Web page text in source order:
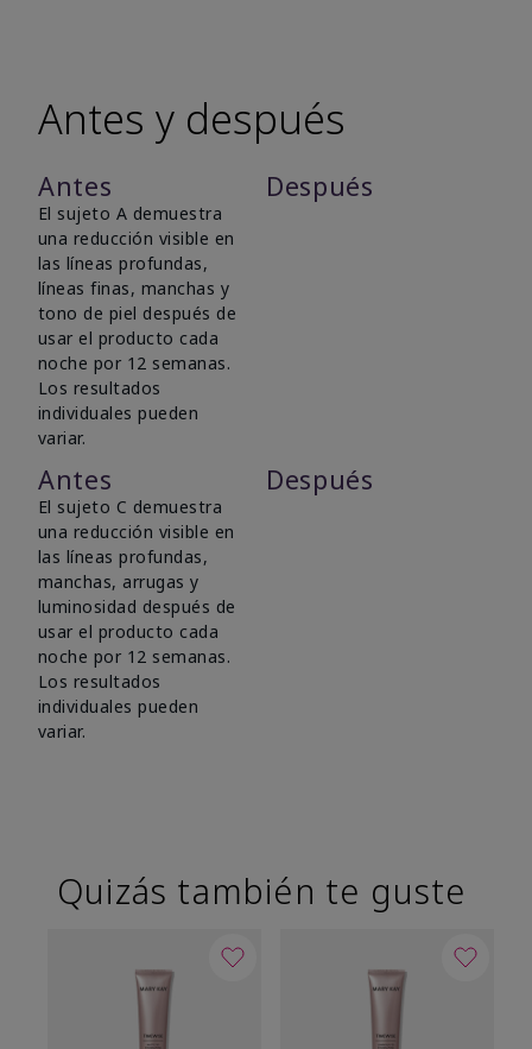
Antes y después
Antes Después
El sujeto A demuestra
una reducción visible en
las líneas profundas,
líneas finas, manchas y
tono de piel después de
usar el producto cada
noche por 12 semanas.
Los resultados
individuales pueden
variar.
Antes Después
El sujeto C demuestra
una reducción visible en
las líneas profundas,
manchas, arrugas y
luminosidad después de
usar el producto cada
noche por 12 semanas.
Los resultados
individuales pueden
variar.
Quizás también te guste